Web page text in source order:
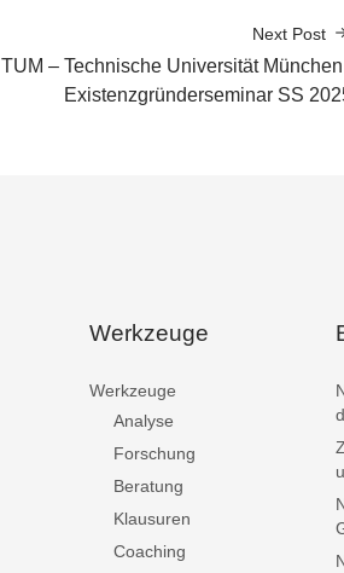
Next Post
TUM – Technische Universität München |
Existenzgründerseminar SS
Werkzeuge
Werkzeuge
Analyse
Forschung
Beratung
Klausuren
Coaching